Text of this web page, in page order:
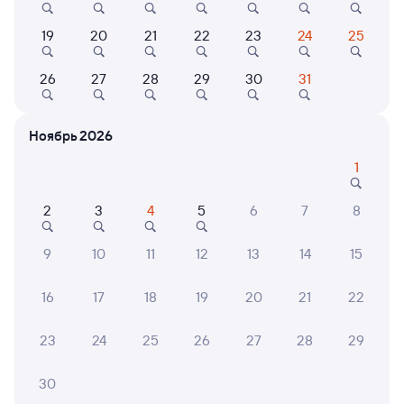
Выбор любимых мест на схемах вагонов
Подробные ответы на вопросы о поездке или
СМС-сопровождение до посадки в поезд
Оформление без регистрации на сайте
Частые вопросы
Что нужно, чтобы сесть в поезд?
Что делать, если ошибся при вводе данных
19 20 21 22 23 24 25
26 27 28 29 30 31
Ноябрь 2026
1
2 3 4 5 6 7 8
9 10 11 12 13 14 15
16 17 18 19 20 21 22
23 24 25 26 27 28 29
30